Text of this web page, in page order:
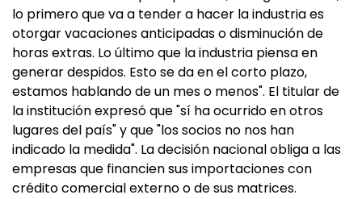
lo primero que va a tender a hacer la industria es
otorgar vacaciones anticipadas o disminución de
horas extras. Lo último que la industria piensa en
generar despidos. Esto se da en el corto plazo,
estamos hablando de un mes o menos". El titular de
la institución expresó que "sí ha ocurrido en otros
lugares del país" y que "los socios no nos han
indicado la medida". La decisión nacional obliga a las
empresas que financien sus importaciones con
crédito comercial externo o de sus matrices.